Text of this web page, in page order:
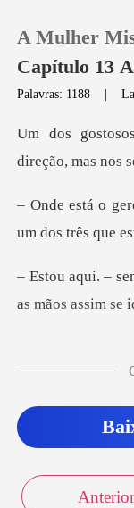
Histórico
Sair
A Mulher
Capítulo 13
Palavras: 1188 |
direção, mas nos
um dos t
a